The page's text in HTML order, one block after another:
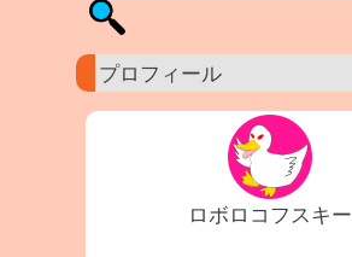
プロフィール
ロボロコフスキー